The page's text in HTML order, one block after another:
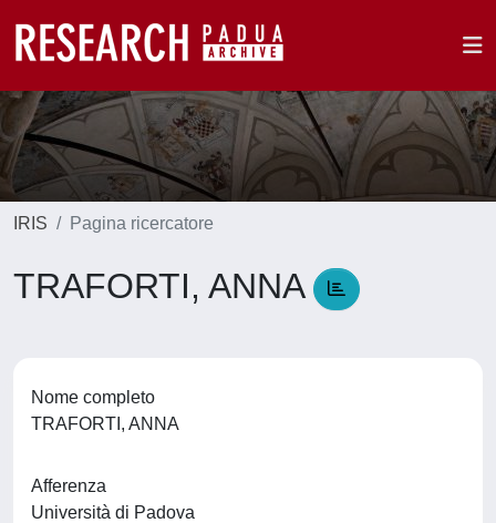
IRIS Pagina ricercatore
TRAFORTI, ANNA
Nome completo
TRAFORTI, ANNA
Afferenza
Università di Padova